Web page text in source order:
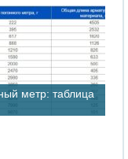
метр: таблица